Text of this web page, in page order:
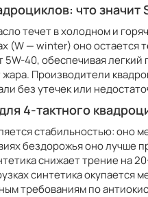
что значит
течет в холодном и
(W — winter) оно остается
40, обеспечивая
Производители
без утечек или
4-тактного
стабильностью: оно
бездорожья оно лучше
снижает трение на
синтетика
требованиям по